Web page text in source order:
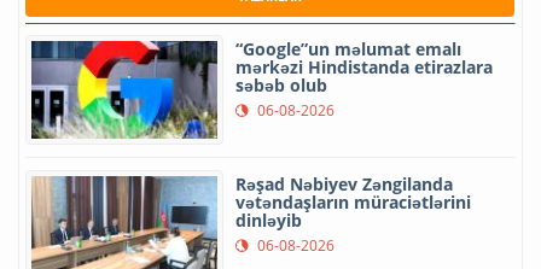
“Google”un məlumat emalı
mərkəzi Hindistanda etirazlara
səbəb olub
06-08-2026
Rəşad Nəbiyev Zəngilanda
vətəndaşların müraciətlərini
dinləyib
06-08-2026